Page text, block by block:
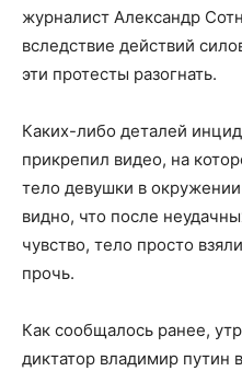
журналист Александр
вследствие действий
эти протесты разогнать.
Каких-либо деталей
прикрепил видео, на
тело девушки в
видно, что после
чувство, тело просто
прочь.
Как сообщалось ранее,
диктатор владимир путин